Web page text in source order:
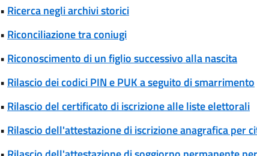
• Ricerca negli archivi storici
• Riconciliazione tra coniugi
• Riconoscimento di un figlio successivo alla nascita
• Rilascio dei codici PIN e PUK a seguito di smarrimento
• Rilascio del certificato di iscrizione alle liste elettorali
• Rilascio dell'attestazione di iscrizione anagrafica per